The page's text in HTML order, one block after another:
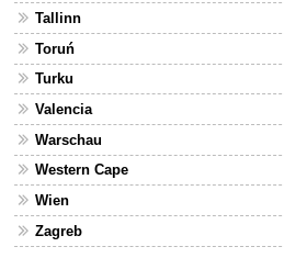
Tallinn
Toruń
Turku
Valencia
Warschau
Western Cape
Wien
Zagreb